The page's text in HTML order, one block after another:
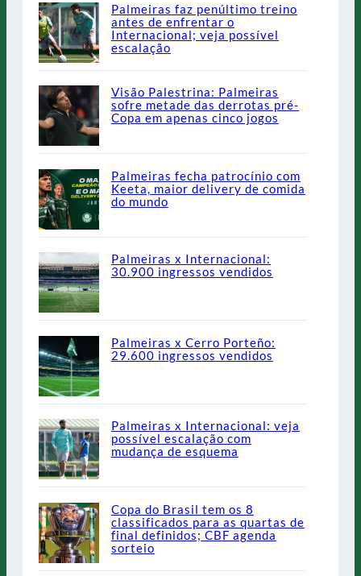
Palmeiras faz penúltimo treino
antes de enfrentar o
Internacional; veja possível
escalação
Visão Palestrina: Palmeiras
sofre metade das derrotas pré-
Copa em apenas cinco jogos
Palmeiras fecha patrocínio com
Keeta, maior delivery de comida
do mundo
Palmeiras x Internacional:
30.900 ingressos vendidos
Palmeiras x Cerro Porteño:
29.600 ingressos vendidos
Palmeiras x Internacional: veja
possível escalação com
mudança de esquema
Copa do Brasil tem os 8
classificados para as quartas de
final definidos; CBF agenda
sorteio